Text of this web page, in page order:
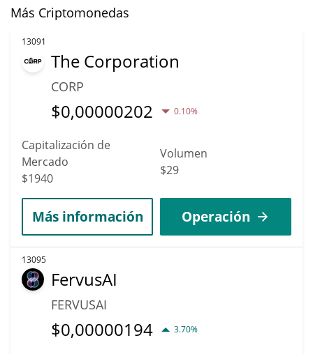
Más Criptomonedas
13091
The Corporation
CORP
$0,00000202 0.10%
Capitalización de
Mercado
$1940
Volumen
$29
Más información Operación
13095
FervusAI
FERVUSAI
$0,00000194 3.70%